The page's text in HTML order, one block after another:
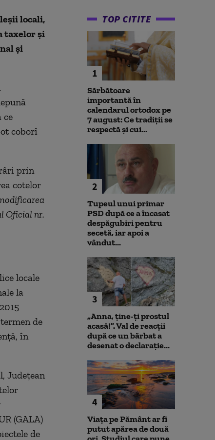
locali,
taxelor și
și
ce
coborî
prin
cotelor
Oficial nr.
locale
la
de
în
Județean
(GALA)
de
TOP CITITE
1
Sărbătoare
importantă în
calendarul ortodox pe
7 august: Ce tradiții se
respectă și cui...
2
Tupeul unui primar
PSD după ce a încasat
despăgubiri pentru
secetă, iar apoi a
vândut...
3
„Anna, ţine-ţi prostul
acasă!”. Val de reacții
după ce un bărbat a
desenat o declarație...
4
Viața pe Pământ ar fi
putut apărea de două